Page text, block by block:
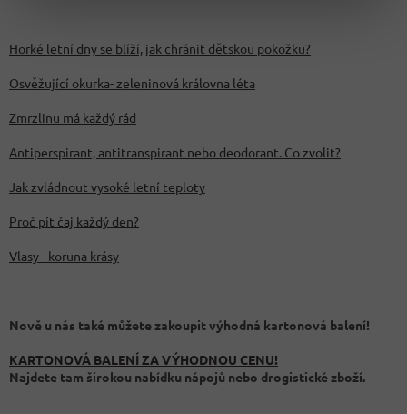
Horké letní dny se blíží, jak chránit dětskou pokožku?
Osvěžující okurka- zeleninová královna léta
Zmrzlinu má každý rád
Antiperspirant, antitranspirant nebo deodorant. Co zvolit?
Jak zvládnout vysoké letní teploty
Proč pít čaj každý den?
Vlasy - koruna krásy
Nově u nás také můžete zakoupit výhodná kartonová balení!
KARTONOVÁ BALENÍ ZA VÝHODNOU CENU!
Najdete tam širokou nabídku nápojů nebo drogistické zboží.